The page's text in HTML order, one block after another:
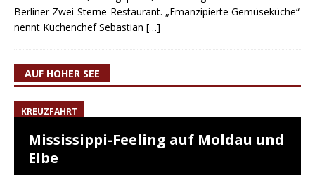
Berliner Zwei-Sterne-Restaurant. „Emanzipierte Gemüseküche“
nennt Küchenchef Sebastian […]
AUF HOHER SEE
KREUZFAHRT
Mississippi-Feeling auf Moldau und
Elbe